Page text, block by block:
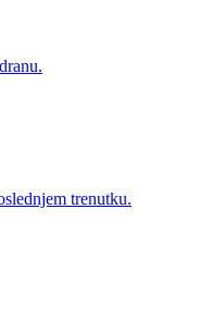
trenutku.